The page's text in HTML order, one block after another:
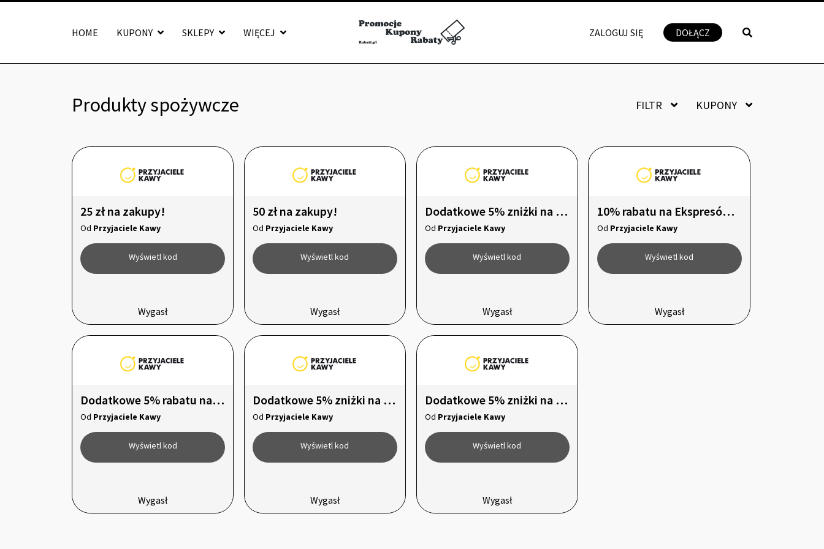
HOME KUPONY SKLEPY WIĘCEJ ZALOGUJ SIĘ DOŁĄCZ
Produkty spożywcze KUPONY
FILTR
25 zł na zakupy!
Od Przyjaciele Kawy
Wyświetl kod
Wygasł
50 zł na zakupy!
Od Przyjaciele Kawy
Wyświetl kod
Wygasł
Dodatkowe 5% zniżki na herbatę
Od Przyjaciele Kawy
Wyświetl kod
Wygasł
10% rabatu na Ekspresów do kawy Rocket Espresso Appartamento TCA
Od Przyjaciele Kawy
Wyświetl kod
Wygasł
Dodatkowe 5% rabatu na Gorącą czekoladę i Kakao!
Od Przyjaciele Kawy
Wyświetl kod
Wygasł
Dodatkowe 5% zniżki na kawę Speciality!
Od Przyjaciele Kawy
Wyświetl kod
Wygasł
Dodatkowe 5% zniżki na syropy Sweetbird
Od Przyjaciele Kawy
Wyświetl kod
Wygasł